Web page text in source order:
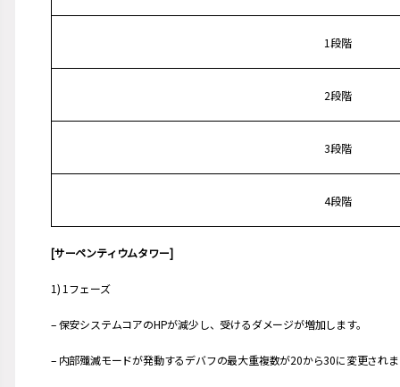
1段階
2段階
3段階
4段階
[サーペンティウムタワー]
1) 1フェーズ
– 保安システムコアのHPが減少し、受けるダメージが増加します。
– 内部殲滅モードが発動するデバフの最大重複数が20から30に変更され